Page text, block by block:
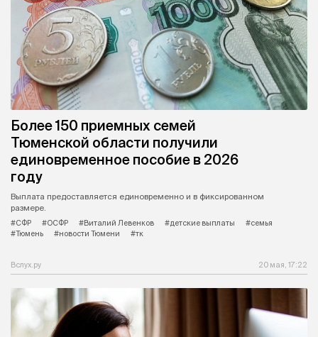
Более 150 приемных семей
Тюменской области получили
единовременное пособие в 2026
году
Выплата предоставляется единовременно и в фиксированном
размере.
#СФР
#ОСФР #Виталий Левенков #детские выплаты
#семья
#Тюмень
#новости Тюмени #тк
Вслух.ру 20 мая, 17:22